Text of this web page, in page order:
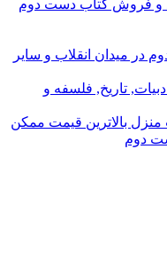
و فروش کتاب دست دوم
در میدان انقلاب و سایر
تاریخ, فلسفه و
منزل بالاترین قیمت ممکن
دوم